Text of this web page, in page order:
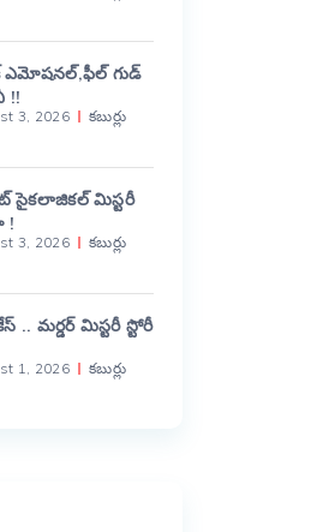
ఎమోషనల్,ఫీల్ గుడ్
!!
3, 2026 కబుర్లు
సైకలాజికల్ మిస్టరీ
!
3, 2026 కబుర్లు
.. మర్డర్ మిస్టరీ స్టోరీ
1, 2026 కబుర్లు